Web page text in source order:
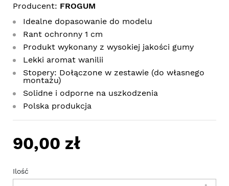
Producent: FROGUM
Idealne dopasowanie do modelu
Rant ochronny 1 cm
Produkt wykonany z wysokiej jakości gumy
Lekki aromat wanilii
Stopery: Dołączone w zestawie (do własnego
montażu)
Solidne i odporne na uszkodzenia
Polska produkcja
90,00 zł
Ilość